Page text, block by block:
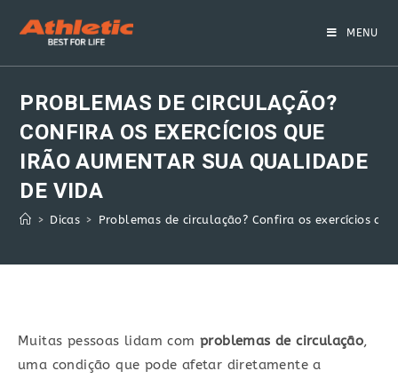
MENU
PROBLEMAS DE CIRCULAÇÃO?
CONFIRA OS EXERCÍCIOS QUE
IRÃO AUMENTAR SUA QUALIDADE
DE VIDA
> Dicas > Problemas de circulação? Confira os exercícios
Muitas pessoas lidam com problemas de circulação,
uma condição que pode afetar diretamente a